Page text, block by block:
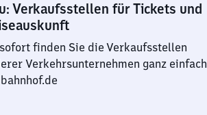
Verkaufsstellen für Tickets und
finden Sie die Verkaufsstellen
Verkehrsunternehmen ganz einfach